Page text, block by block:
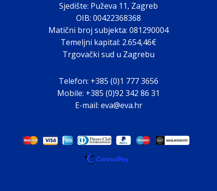
Sjedište: Puževa 11, Zagreb
OIB: 00422368368
Matični broj subjekta: 081290004
Temeljni kapital: 2.654,46€
Trgovački sud u Zagrebu
Telefon: +385 (0)1 777 3656
Mobile: +385 (0)92 342 86 31
E-mail: eva@eva.hr